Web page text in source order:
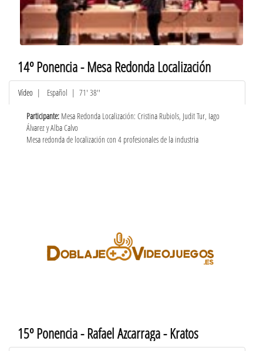
14º Ponencia - Mesa Redonda Localización
Vídeo | Español | 71' 38''
Participante: Mesa Redonda Localización: Cristina Rubiols, Judit Tur, Iago
Álvarez y Alba Calvo
Mesa redonda de localización con 4 profesionales de la industria
15º Ponencia - Rafael Azcarraga - Kratos